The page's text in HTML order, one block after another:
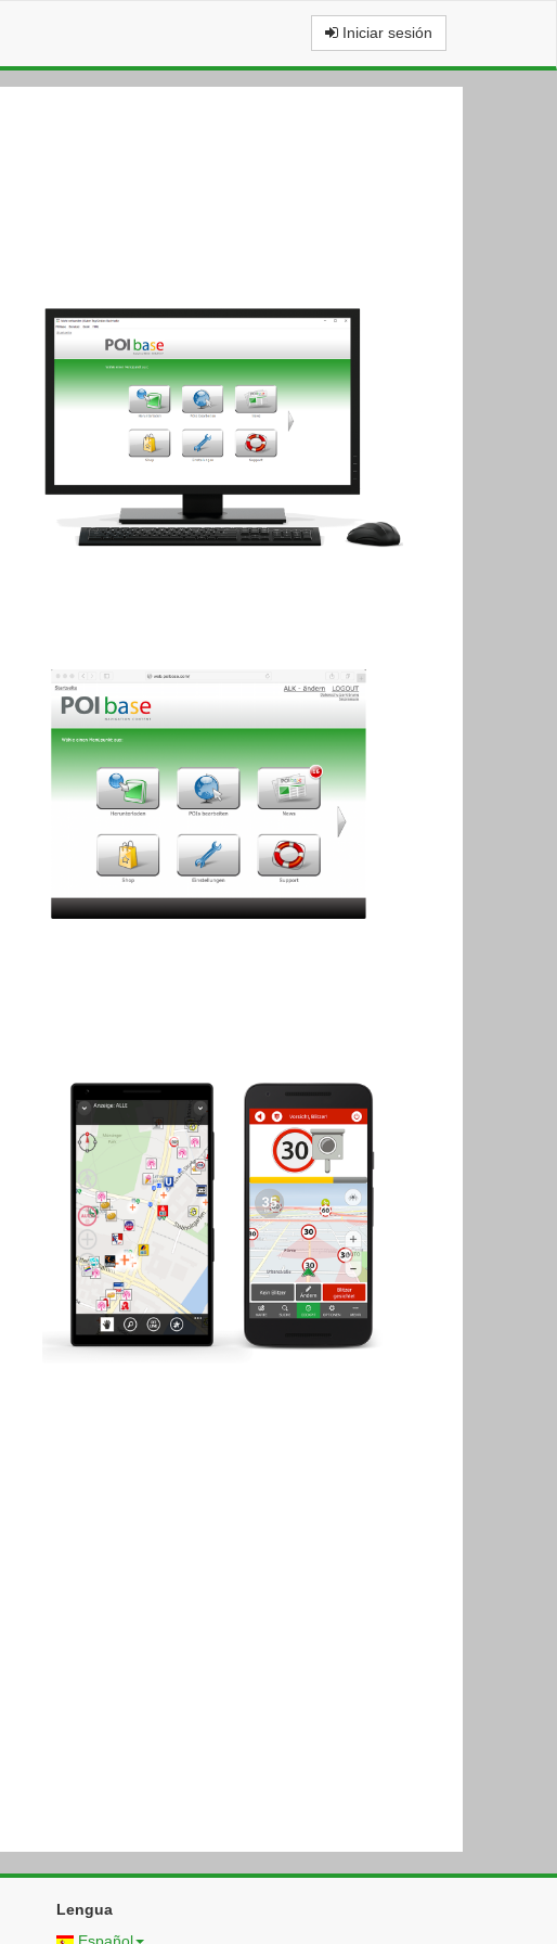
Iniciar sesión
Lengua
Español